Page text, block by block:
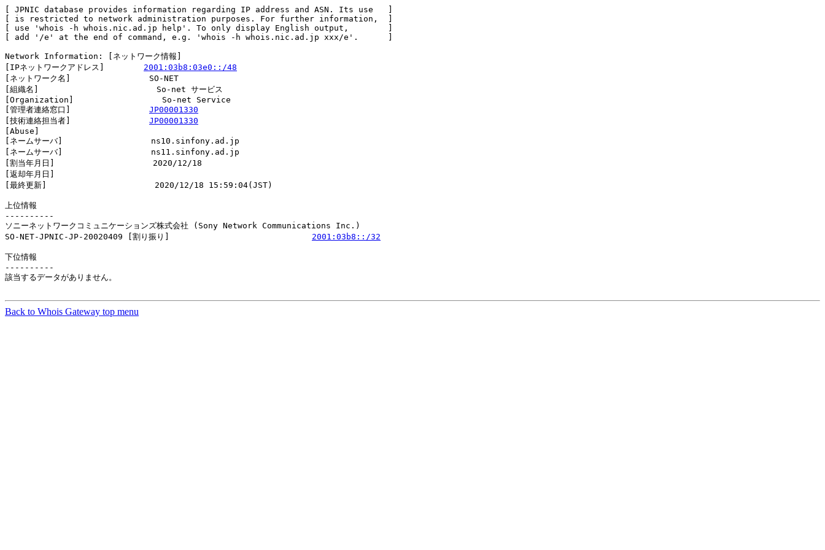
[ JPNIC database provides information regarding IP address and ASN. Its use   ]
[ is restricted to network administration purposes. For further information,  ]
[ use 'whois -h whois.nic.ad.jp help'. To only display English output,        ]
[ add '/e' at the end of command, e.g. 'whois -h whois.nic.ad.jp xxx/e'.      ]
Network Information: [ネットワーク情報]
[IPネットワークアドレス] 2001:03b8:03e0::/48
[ネットワーク名]                SO-NET
[組織名]                        So-net サービス
[Organization]                  So-net Service
[管理者連絡窓口] JP00001330
[技術連絡担当者] JP00001330
[Abuse]
[ネームサーバ]                  ns10.sinfony.ad.jp
[ネームサーバ]                  ns11.sinfony.ad.jp
[割当年月日]                    2020/12/18
[返却年月日]
[最終更新]                      2020/12/18 15:59:04(JST)
上位情報
----------
ソニーネットワークコミュニケーションズ株式会社 (Sony Network Communications Inc.)
SO-NET-JPNIC-JP-20020409 [割り振り] 2001:03b8::/32
下位情報
----------
該当するデータがありません。
Back to Whois Gateway top menu